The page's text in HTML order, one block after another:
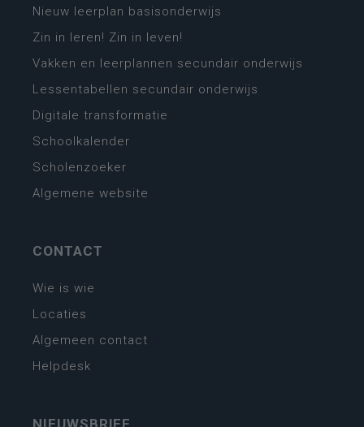
Nieuw leerplan basisonderwijs
Zin in leren! Zin in leven!
Vakken en leerplannen secundair onderwijs
Lessentabellen secundair onderwijs
Digitale transformatie
Schoolkalender
Scholenzoeker
Algemene website
CONTACT
Wie is wie
Locaties
Algemeen contact
Helpdesk
NIEUWSBRIEF